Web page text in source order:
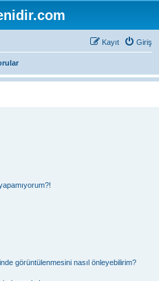
Giriş
Kayıt
görüntülenmesini nasıl önleyebilirim?